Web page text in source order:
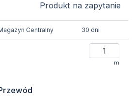
Produkt na zapytanie
Centralny 30 dni
m